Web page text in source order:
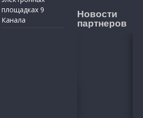
площадках 9
Канала
Новости
партнеров